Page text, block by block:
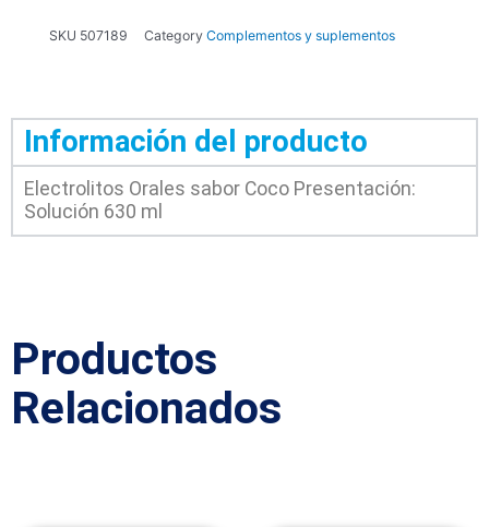
SKU 507189 Category Complementos y suplementos
Información del producto
Electrolitos Orales sabor Coco Presentación:
Solución 630 ml
Productos
Relacionados